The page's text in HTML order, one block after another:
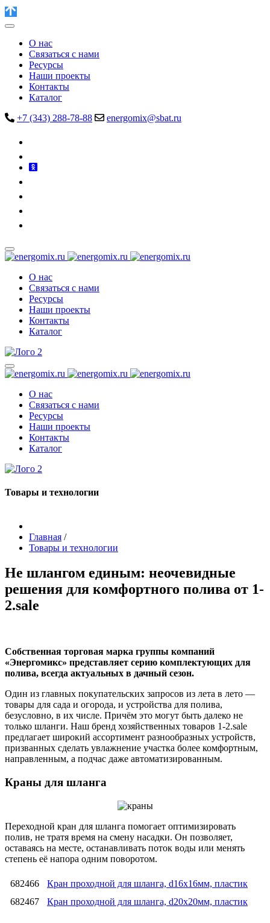
О нас
Связаться с нами
Ресурсы
Наши проекты
Контакты
Каталог
+7 (343) 288-78-88
energomix@sbat.ru
О нас
Связаться с нами
Ресурсы
Наши проекты
Контакты
Каталог
О нас
Связаться с нами
Ресурсы
Наши проекты
Контакты
Каталог
Товары и технологии
Главная /
Товары и технологии
Не шлангом единым: неочевидные
решения для комфортного полива от 1-
2.sale
Собственная торговая марка группы компаний
«Энергомикс» представляет серию комплектующих для
полива, всегда актуальных в дачный сезон.
Один из главных покупательских запросов из лета в лето —
товары для сада и огорода, и устройства для полива,
безусловно, в их числе. Причём это могут быть далеко не
только шланги. Наш бренд хозяйственных товаров 1-2.sale
предлагает широкий ассортимент разнообразных устройств,
призванных сделать увлажнение участка более комфортным,
направленным, а подчас даже автоматизированным.
Краны для шланга
Переходной кран для шланга помогает оптимизировать
полив, не тратя время на смену насадки. Он позволяет,
оставаясь на месте, останавливать поток воды или менять
степень её напора одним поворотом.
682466
Кран проходной для шланга, d16x16мм, пластик
682467
Кран проходной для шланга, d20x20мм, пластик